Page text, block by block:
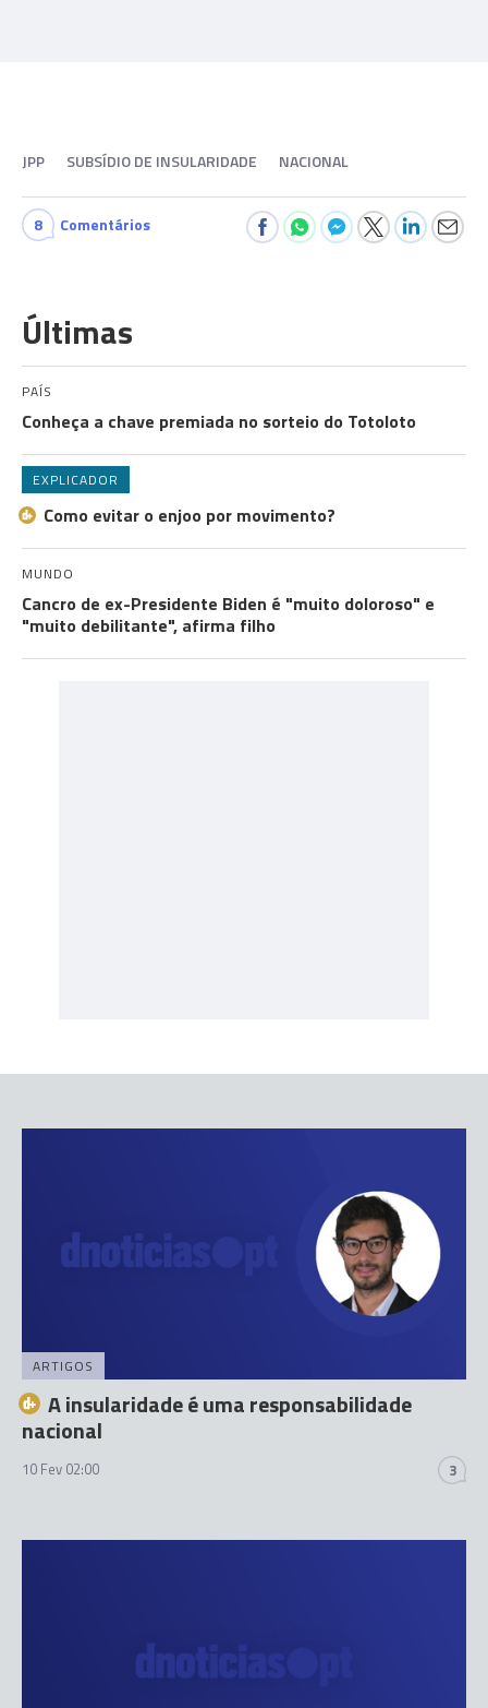
JPP SUBSÍDIO DE INSULARIDADE NACIONAL
8 Comentários
Últimas
PAÍS
Conheça a chave premiada no sorteio do Totoloto
EXPLICADOR
Como evitar o enjoo por movimento?
MUNDO
Cancro de ex-Presidente Biden é "muito doloroso" e
"muito debilitante", afirma filho
ARTIGOS
A insularidade é uma responsabilidade
nacional
10 Fev 02:00 3